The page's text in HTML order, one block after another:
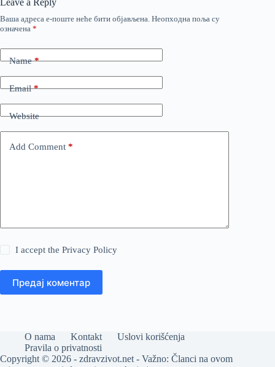
Leave a Reply
Ваша адреса е-поште неће бити објављена. Неопходна поља су
означена *
Name*
Email*
Website
Add Comment *
I accept thePrivacy Policy
Предај коментар
O nama Kontakt
Uslovi korišćenja
Pravila o privatnosti
Copyright © 2026 - zdravzivot.net - Važno: Članci na ovom